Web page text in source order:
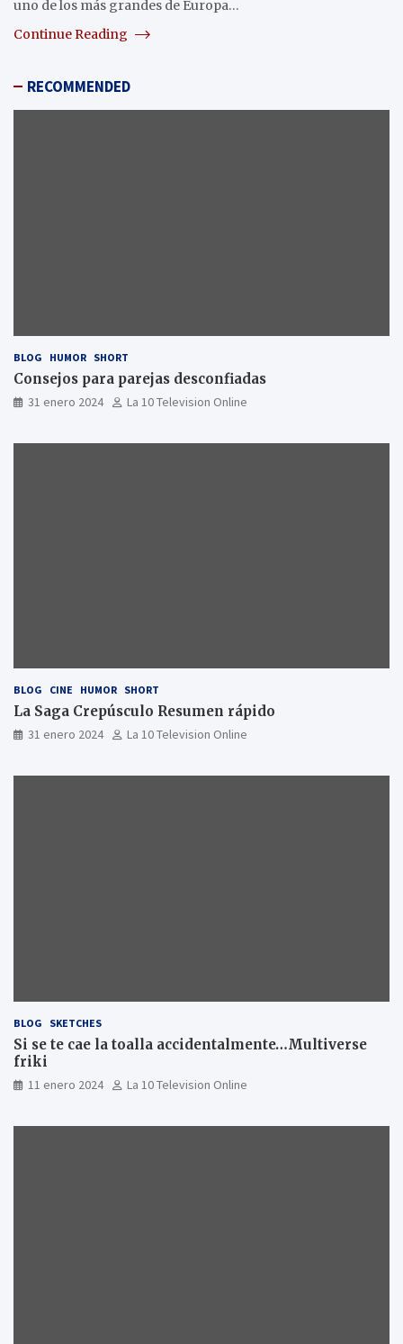
uno de los más grandes de Europa…
Continue Reading
RECOMMENDED
BLOG HUMOR SHORT
Consejos para parejas desconfiadas
31 enero 2024 La 10 Television Online
BLOG CINE HUMOR SHORT
La Saga Crepúsculo Resumen rápido
31 enero 2024 La 10 Television Online
BLOG SKETCHES
Si se te cae la toalla accidentalmente…Multiverse
friki
11 enero 2024 La 10 Television Online